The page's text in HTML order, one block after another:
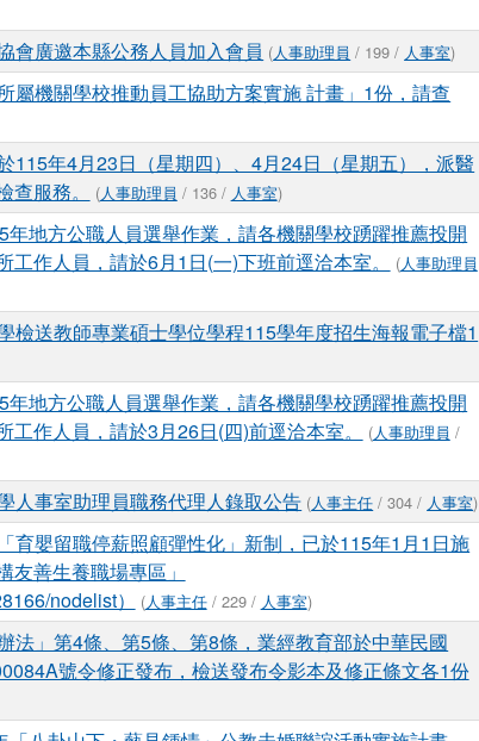
會廣邀本縣公務人員加入會員 (人事助理員 / 199 / 人事室)
屬機關學校推動員工協助方案實施 計畫」1份，請查
115年4月23日（星期四）、4月24日（星期五），派醫
服務。
(人事助理員 / 136 / 人事室)
年地方公職人員選舉作業，請各機關學校踴躍推薦投開
作人員，請於6月1日(一)下班前逕洽本室。
(人事助理員
檢送教師專業碩士學位學程115學年度招生海報電子檔1
年地方公職人員選舉作業，請各機關學校踴躍推薦投開
作人員，請於3月26日(四)前逕洽本室。
(人事助理員 /
人事室助理員職務代理人錄取公告 (人事主任 / 304 / 人事室)
育嬰留職停薪照顧彈性化」新制，已於115年1月1日施
善生養職場專區」
nodelist）
(人事主任/ 229 / 人事室)
法」第4條、第5條、第8條，業經教育部於中華民國
號令修正發布，檢送發布令影本及修正條文各1份